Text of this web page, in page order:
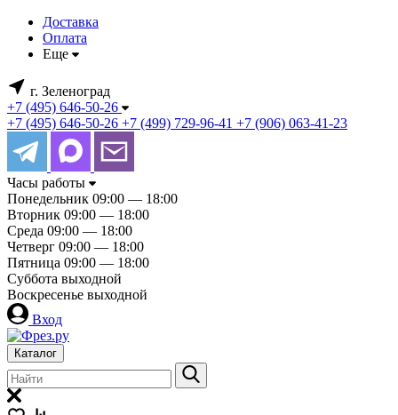
Доставка
Оплата
Еще
г. Зеленоград
+7 (495) 646-50-26
+7 (495) 646-50-26 +7 (499) 729-96-41 +7 (906) 063-41-23
Часы работы
Понедельник 09:00 — 18:00
Вторник 09:00 — 18:00
Среда 09:00 — 18:00
Четверг 09:00 — 18:00
Пятница 09:00 — 18:00
Суббота выходной
Воскресенье выходной
Вход
Каталог